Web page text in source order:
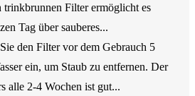
trinkbrunnen Filter ermöglicht es
Tag über sauberes...
den Filter vor dem Gebrauch 5
ein, um Staub zu entfernen. Der
alle 2-4 Wochen ist gut...